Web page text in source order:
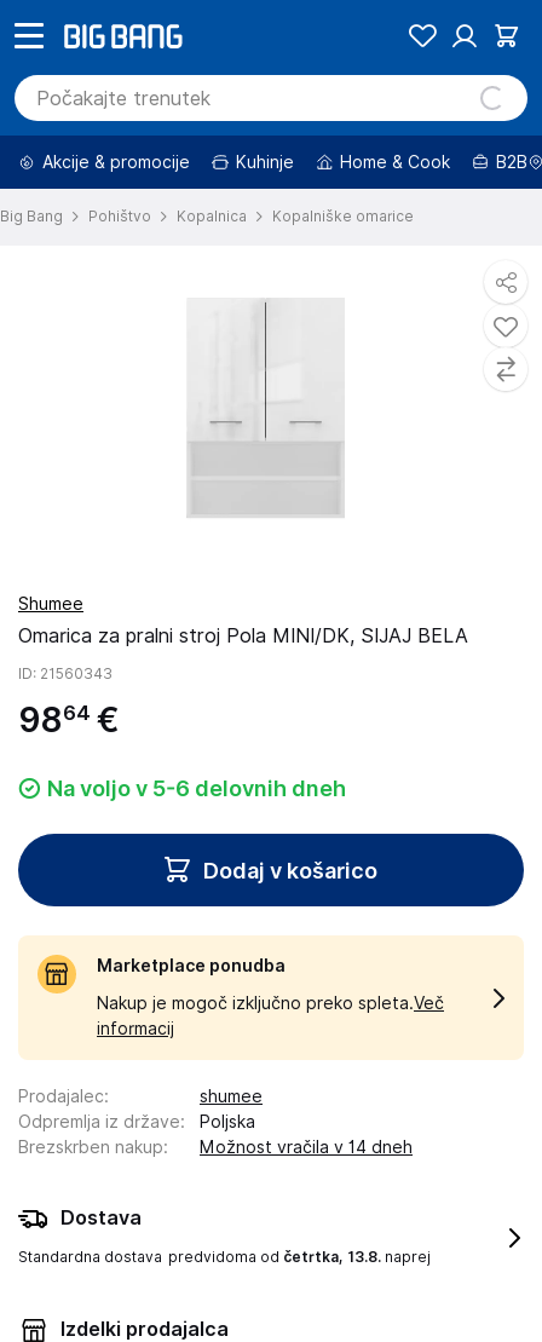
Akcije & promocije Kuhinje Home & Cook B2B
Big Bang Pohištvo Kopalnica Kopalniške omarice
Shumee
Omarica za pralni stroj Pola MINI/DK, SIJAJ BELA
ID: 21560343
9864 €
Na voljo v 5-6 delovnih dneh
Dodaj v košarico
Marketplace ponudba
Nakup je mogoč izključno preko spleta.Več
informacij
Prodajalec:
shumee
Odpremlja iz države:
Poljska
Brezskrben nakup: Možnost vračila v 14 dneh
Dostava
Standardna dostava predvidoma od četrtka, 13.8. naprej
Izdelki prodajalca